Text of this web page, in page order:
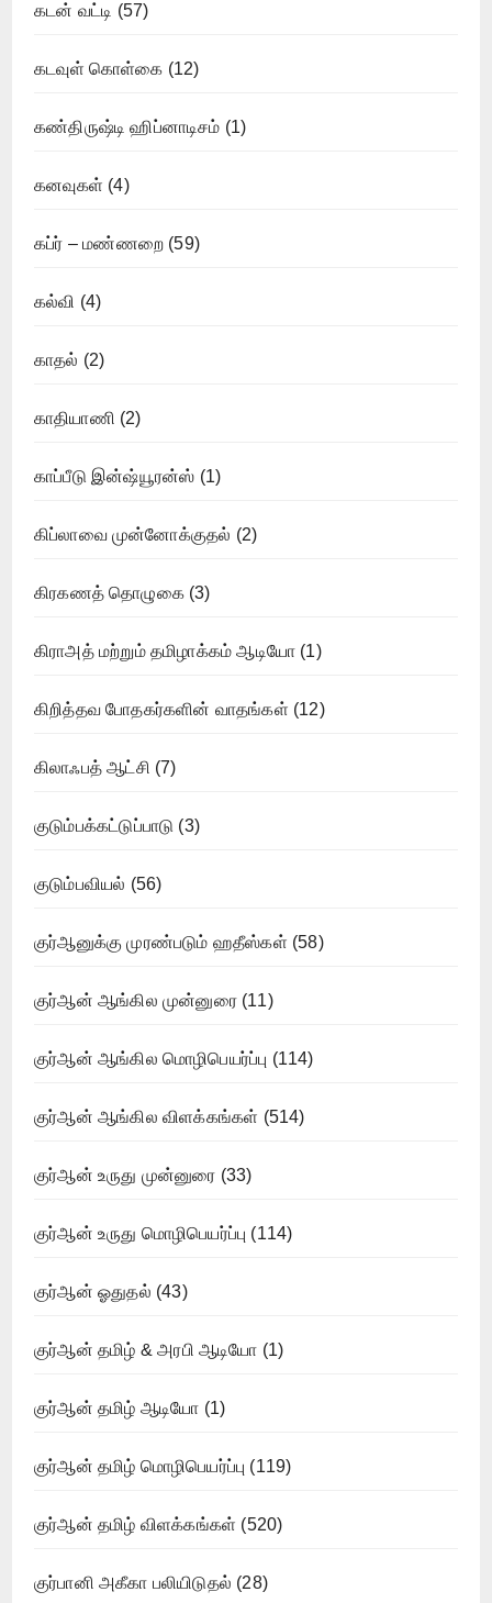
கடன் வட்டி (57)
கடவுள் கொள்கை (12)
கண்திருஷ்டி ஹிப்னாடிசம் (1)
கனவுகள் (4)
கப்ர் – மண்ணறை (59)
கல்வி (4)
காதல் (2)
காதியாணி (2)
காப்பீடு இன்ஷ்யூரன்ஸ் (1)
கிப்லாவை முன்னோக்குதல் (2)
கிரகணத் தொழுகை(3)
கிராஅத் மற்றும் தமிழாக்கம் ஆடியோ (1)
கிறித்தவ போதகர்களின் வாதங்கள் (12)
கிலாஃபத் ஆட்சி (7)
குடும்பக்கட்டுப்பாடு (3)
குடும்பவியல் (56)
குர்ஆனுக்கு முரண்படும் ஹதீஸ்கள் (58)
குர்ஆன் ஆங்கில முன்னுரை(11)
குர்ஆன் ஆங்கில மொழிபெயர்ப்பு (114)
குர்ஆன் ஆங்கில விளக்கங்கள் (514)
குர்ஆன் உருது முன்னுரை (33)
குர்ஆன் உருது மொழிபெயர்ப்பு (114)
குர்ஆன் ஓதுதல் (43)
குர்ஆன் தமிழ் & அரபி ஆடியோ (1)
குர்ஆன் தமிழ் ஆடியோ (1)
குர்ஆன் தமிழ் மொழிபெயர்ப்பு (119)
குர்ஆன் தமிழ் விளக்கங்கள் (520)
குர்பானி அகீகா பலியிடுதல் (28)